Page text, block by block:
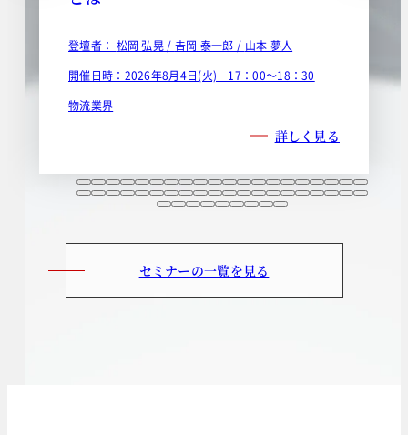
登壇者： 松岡 弘晃 / 𠮷岡 泰一郎 / 山本 夢人
開催日時：2026年8月4日(火) 17：00～18：30
物流業界
詳しく見る
セミナーの一覧を見る